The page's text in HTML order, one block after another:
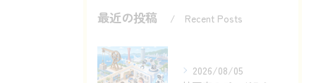
最近の投稿 Recent Posts
2026/08/05